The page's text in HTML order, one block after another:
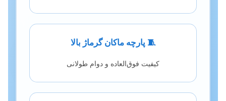
🧵 پارچه ماکان گرماژ بالا
کیفیت فوق‌العاده و دوام طولانی